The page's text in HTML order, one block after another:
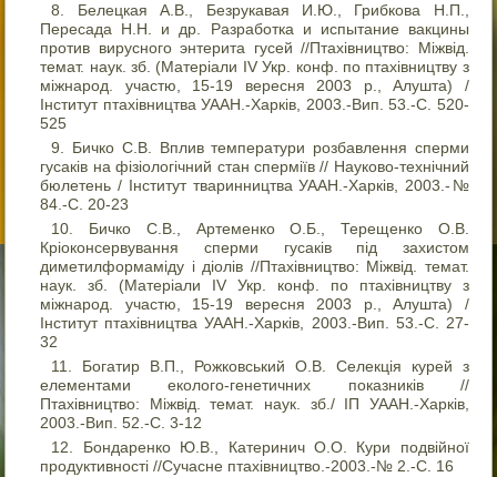
Белецкая А.В., Безрукавая И.Ю., Грибкова Н.П.,
Пересада Н.Н. и др. Разработка и испытание вакцины
против вирусного энтерита гусей //Птахівництво: Міжвід.
темат. наук. зб. (Матеріали IV Укр. конф. по птахівництву з
міжнарод. участю, 15-19 вересня 2003 р., Алушта) /
Інститут птахівництва УААН.-Харків, 2003.-Вип. 53.-С. 520-
525
Бичко С.В. Вплив температури розбавлення сперми
гусаків на фізіологічний стан сперміїв // Науково-технічний
бюлетень / Інститут тваринництва УААН.-Харків, 2003.-№
84.-С. 20-23
Бичко С.В., Артеменко О.Б., Терещенко О.В.
Кріоконсервування сперми гусаків під захистом
диметилформаміду і діолів //Птахівництво: Міжвід. темат.
наук. зб. (Матеріали IV Укр. конф. по птахівництву з
міжнарод. участю, 15-19 вересня 2003 р., Алушта) /
Інститут птахівництва УААН.-Харків, 2003.-Вип. 53.-С. 27-
32
Богатир В.П., Рожковський О.В. Селекція курей з
елементами еколого-генетичних показників //
Птахівництво: Міжвід. темат. наук. зб./ ІП УААН.-Харків,
2003.-Вип. 52.-С. 3-12
Бондаренко Ю.В., Катеринич О.О. Кури подвійної
продуктивності //Сучасне птахівництво.-2003.-№ 2.-С. 16